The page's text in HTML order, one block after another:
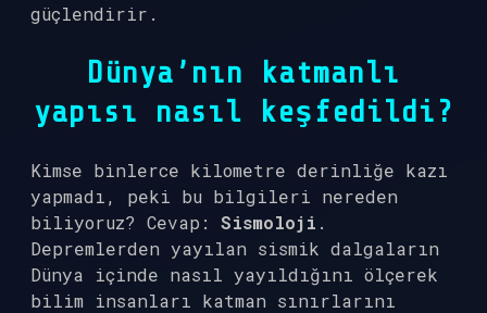
güçlendirir.
Dünya’nın katmanlı
yapısı nasıl keşfedildi?
Kimse binlerce kilometre derinliğe kazı
yapmadı, peki bu bilgileri nereden
biliyoruz? Cevap: Sismoloji .
Depremlerden yayılan sismik dalgaların
Dünya içinde nasıl yayıldığını ölçerek
bilim insanları katman sınırlarını